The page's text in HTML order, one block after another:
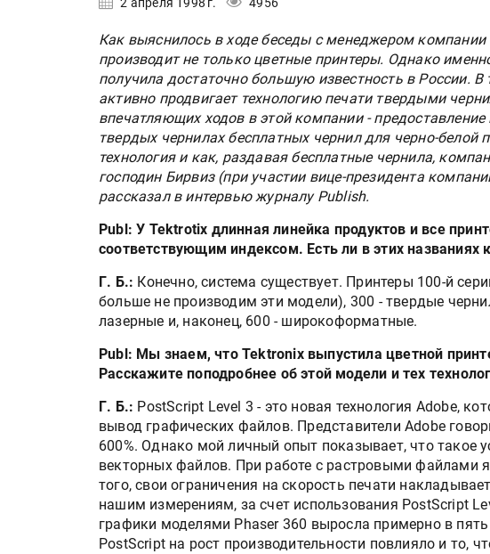
Как выяснилось в ходе беседы с менеджером компании
производит не только цветные принтеры. Однако
получила достаточно большую известность в России. В
активно продвигает технологию печати твердыми
впечатляющих ходов в этой компании -
твердых чернилах бесплатных чернил для черно-белой
технология и как, раздавая бесплатные чернила,
господин Бирвиз (при участии вице-президента
рассказал в интервью журналу Publish.
Publ: У Tektrotix длинная линейка продуктов и все
соответствующим индексом. Есть ли в этих названиях
Г. Б.: Конечно, система существует. Принтеры 100-й
больше не производим эти модели), 300 - твердые
лазерные и, наконец, 600 - широкоформатные.
Publ: Мы знаем, что Tektronix выпустила цветной
Расскажите поподробнее об этой модели и тех
Г. Б.: PostScript Level 3 - это новая технология Adobe,
вывод графических файлов. Представители Adobe
600%. Однако мой личный опыт показывает, что такое
векторных файлов. При работе с растровыми файлами
того, свои ограничения на скорость печати
нашим измерениям, за счет использования PostScript
графики моделями Phaser 360 выросла примерно в
PostScript на рост производительности повлияло и то,